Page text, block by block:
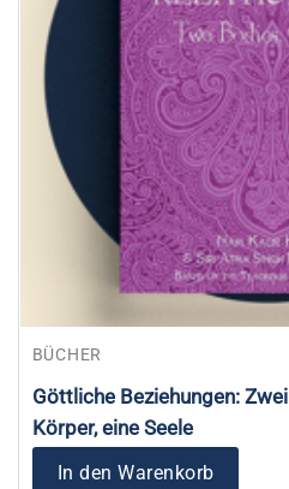
BÜCHER
Göttliche Beziehungen: Zwei
Körper, eine Seele
In den Warenkorb